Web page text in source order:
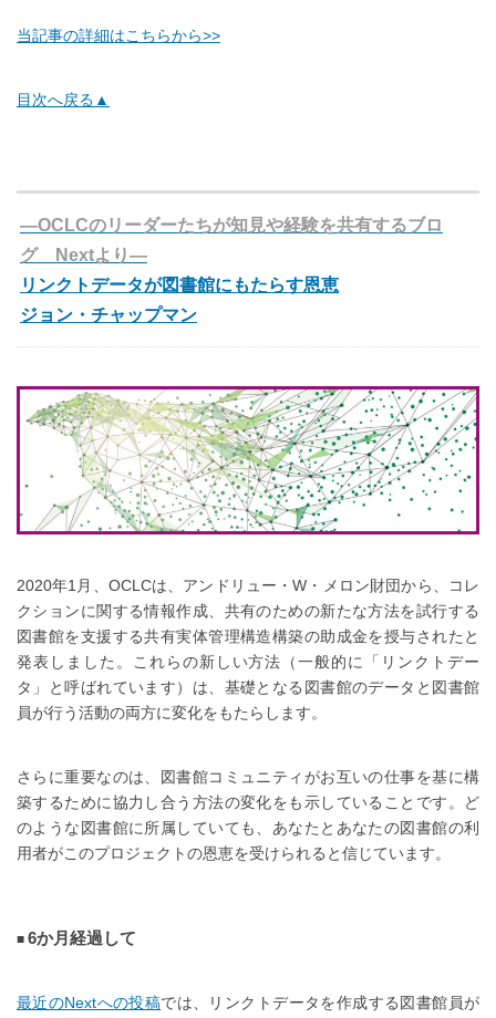
当記事の詳細はこちらから>>
目次へ戻る▲
―OCLCのリーダーたちが知見や経験を共有するブロ
グ Nextより―
リンクトデータが図書館にもたらす恩恵
ジョン・チャップマン
2020年1月、OCLCは、アンドリュー・W・メロン財団から、コレ
クションに関する情報作成、共有のための新たな方法を試行する
図書館を支援する共有実体管理構造構築の助成金を授与されたと
発表しました。これらの新しい方法（一般的に「リンクトデー
タ」と呼ばれています）は、基礎となる図書館のデータと図書館
員が行う活動の両方に変化をもたらします。
さらに重要なのは、図書館コミュニティがお互いの仕事を基に構
築するために協力し合う方法の変化をも示していることです。ど
のような図書館に所属していても、あなたとあなたの図書館の利
用者がこのプロジェクトの恩恵を受けられると信じています。
6か月経過して
最近のNextへの投稿では、リンクトデータを作成する図書館員が